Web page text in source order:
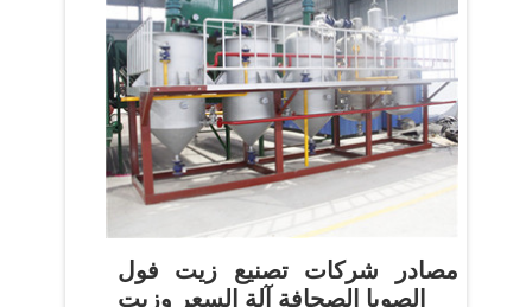
مصادر شركات تصنيع زيت فول
الصويا الصحافة آلة السعر وزيت